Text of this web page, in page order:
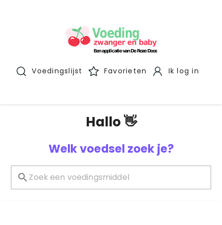
Voedingslijst Favorieten Ik log in
Hallo 👋
Welk voedsel zoek je?